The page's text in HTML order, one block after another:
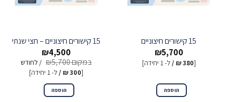
15 קישורים חיצוניים
₪5,700
[
380
₪ /ל- 1 יחידה]
הוספה
15 קישורים חיצוניים – חצי שנתי
₪4,500
₪5,700
/ לחודש
[
300
₪ /ל- 1 יחידה]
הוספה